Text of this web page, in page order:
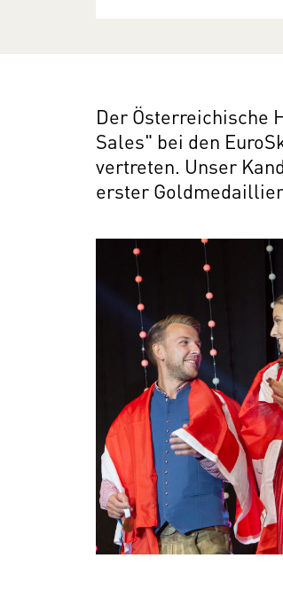
Der Österreichische
Sales" bei den
vertreten. Unser
erster